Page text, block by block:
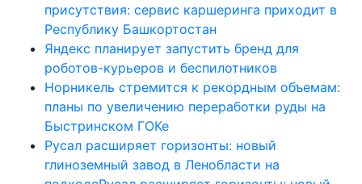
присутствия: сервис каршеринга приходит в
Республику Башкортостан
Яндекс планирует запустить бренд для
роботов-курьеров и беспилотников
Норникель стремится к рекордным объемам:
планы по увеличению переработки руды на
Быстринском ГОКе
Русал расширяет горизонты: новый
глиноземный завод в Ленобласти на